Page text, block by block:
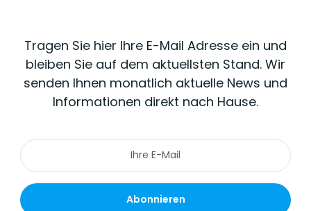
Tragen Sie hier Ihre E-Mail Adresse ein und
bleiben Sie auf dem aktuellsten Stand. Wir
senden Ihnen monatlich aktuelle News und
Informationen direkt nach Hause.
Abonnieren